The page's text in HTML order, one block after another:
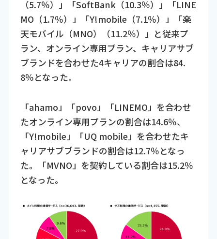
（5.7％）」「SoftBank（10.3％）」「LINE
MO（1.7％）」「Y!mobile（7.1％）」「楽
天モバイル（MNO）（11.2％）」と従来プ
ラン、オンライン専用プラン、キャリアサブ
ブランドを合わせた4キャリアの割合は84.
8％となった。
「ahamo」「povo」「LINEMO」を合わせ
たオンライン専用プランの割合は14.6％、
「Y!mobile」「UQ mobile」を合わせたキ
ャリアサブブランドの割合は12.7％となっ
た。「MVNO」を契約している割合は15.2％
となった。